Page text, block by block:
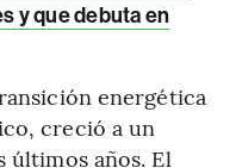
y que debuta en
energética
creció a un
últimos años. El